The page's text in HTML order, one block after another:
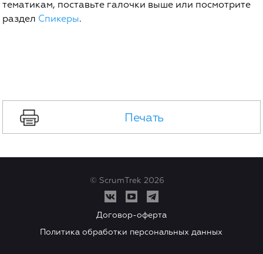
тематикам, поставьте галочки выше или посмотрите
раздел Спикеры.
Печать
© ScrumTrek 2026
Договор-оферта
Политика обработки персональных данных